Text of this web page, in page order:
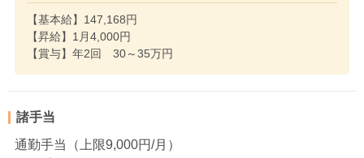
【基本給】147,168円
【昇給】1月4,000円
【賞与】年2回 30～35万円
諸手当
通勤手当（上限9,000円/月）